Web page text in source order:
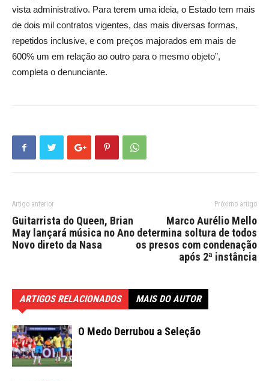
vista administrativo. Para terem uma ideia, o Estado tem mais
de dois mil contratos vigentes, das mais diversas formas,
repetidos inclusive, e com preços majorados em mais de
600% um em relação ao outro para o mesmo objeto”,
completa o denunciante.
Artigo anterior
Guitarrista do Queen, Brian
May lançará música no Ano
Novo direto da Nasa
Próximo artigo
Marco Aurélio Mello
determina soltura de todos
os presos com condenação
após 2ª instância
ARTIGOS RELACIONADOS MAIS DO AUTOR
O Medo Derrubou a Seleção